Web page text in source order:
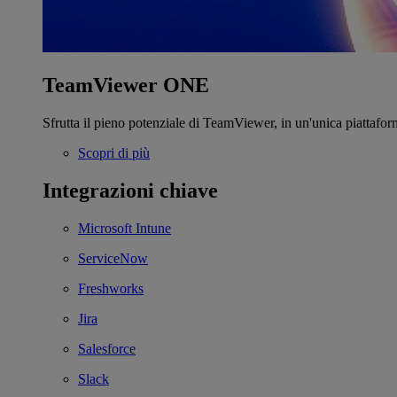
TeamViewer ONE
Sfrutta il pieno potenziale di TeamViewer, in un'unica
Scopri di più
Integrazioni chiave
Microsoft Intune
ServiceNow
Freshworks
Jira
Salesforce
Slack